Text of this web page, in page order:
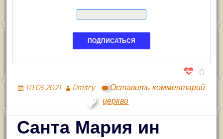
0
10.05.2021 Dmitry
Оставить комментарий
церкви
Санта Мария ин